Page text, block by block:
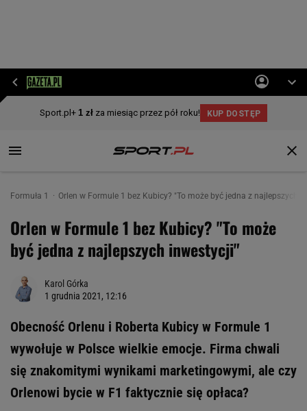
Formuła 1 Orlen w Formule 1 bez Kubicy? "To może być jedna z najlepszych
Orlen w Formule 1 bez Kubicy? "To może
być jedna z najlepszych inwestycji"
Karol Górka
1 grudnia 2021, 12:16
Obecność Orlenu i Roberta Kubicy w Formule 1
wywołuje w Polsce wielkie emocje. Firma chwali
się znakomitymi wynikami marketingowymi, ale czy
Orlenowi bycie w F1 faktycznie się opłaca?